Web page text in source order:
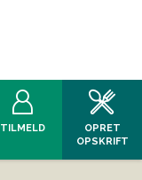
TILMELD
OPRET
OPSKRIFT